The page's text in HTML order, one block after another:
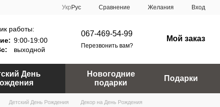
Укр Рус Сравнение Желания Вход
работы:
9:00-19:00
выходной
067-469-54-99
Перезвонить вам?
Мой заказ
День
Новогодние
подарки
Подарки
Детский День Рождения
Декор на День Рождения